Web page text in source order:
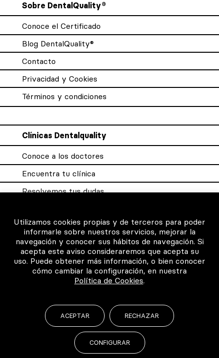
Sobre DentalQuality®
Conoce el Certificado
Blog DentalQuality®
Contacto
Privacidad y Cookies
Términos y condiciones
Clínicas Dentalquality
Conoce a los doctores
Encuentra tu clínica
Resolvemos tus dudas
Para los profesionales
Consigue tu certificado
Intranet clínicas certificadas
Música para los pacientes
©2026 Todos los derechos reservados
Utilizamos cookies propias y de terceros para poder
informarle sobre nuestros servicios, mejorar la
navegación y conocer sus hábitos de navegación. Si
acepta este aviso consideraremos que acepta su
uso. Puede obtener más información, o bien conocer
cómo cambiar la configuración, en nuestra
Política de Cookies.
ACEPTAR RECHAZAR
CONFIGURAR